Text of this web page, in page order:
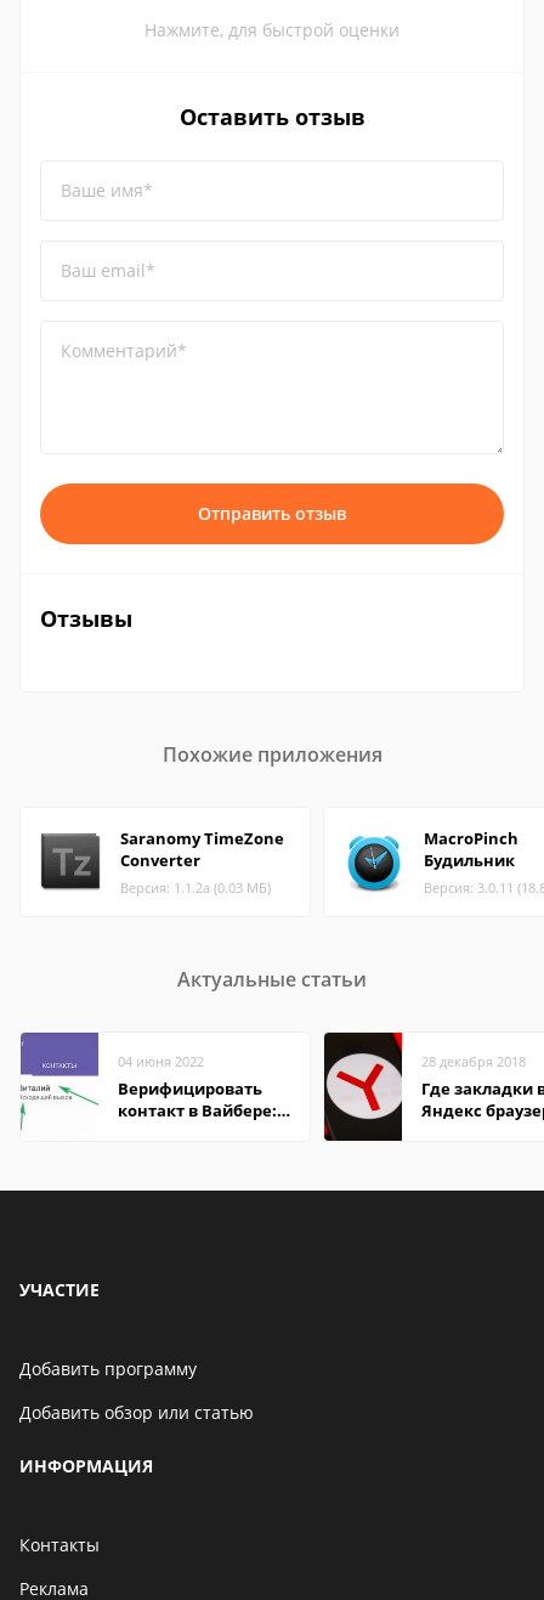
Нажмите, для быстрой оценки
Оставить отзыв
Ваше имя*
Ваш email*
Комментарий*
Отправить отзыв
Отзывы
Похожие приложения
Saranomy TimeZone
Converter
Версия: 1.1.2a (0.03 МБ)
MacroPinch
Будильник
Версия: 3.0.11
Актуальные статьи
04 июня 2022
Верифицировать
контакт в Вайбере:
28 декабря 2018
Где закладки
Яндекс
УЧАСТИЕ
Добавить программу
Добавить обзор или статью
ИНФОРМАЦИЯ
Контакты
Реклама